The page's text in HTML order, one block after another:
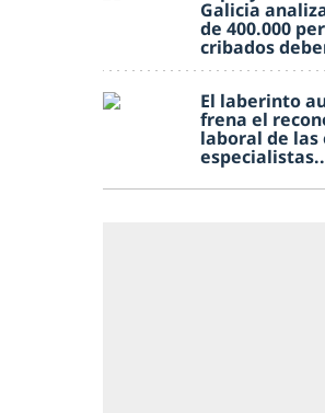
Galicia
de 400.000
cribados
El laberinto
frena el
laboral de